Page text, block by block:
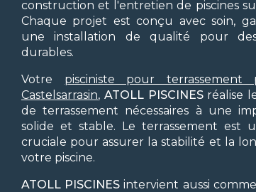
construction et l'entretien de piscines
Chaque projet est conçu avec soin,
une installation de qualité pour des
durables.
Votre pisciniste pour terrassement
Castelsarrasin, ATOLL PISCINESréalise
de terrassement nécessaires à une
solide et stable. Le terrassement est
cruciale pour assurer la stabilité et la
votre piscine.
ATOLL PISCINES intervient aussi comme